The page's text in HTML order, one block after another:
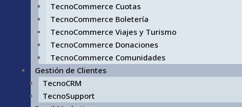
TecnoCommerce Cuotas
TecnoCommerce Boletería
TecnoCommerce Viajes y Turismo
TecnoCommerce Donaciones
TecnoCommerce Comunidades
Gestión de Clientes
TecnoCRM
TecnoSupport